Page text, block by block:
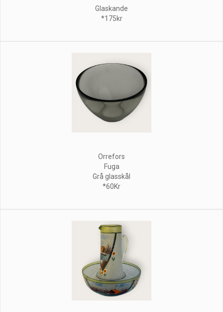
Glaskande
*175kr
Orrefors
Fuga
Grå glasskål
*60Kr